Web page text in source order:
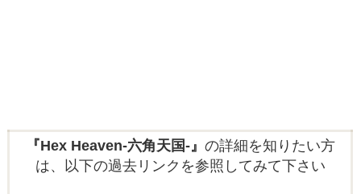
『Hex Heaven-六角天国-』 の詳細を知りたい方
は、以下の過去リンクを参照してみて下さい